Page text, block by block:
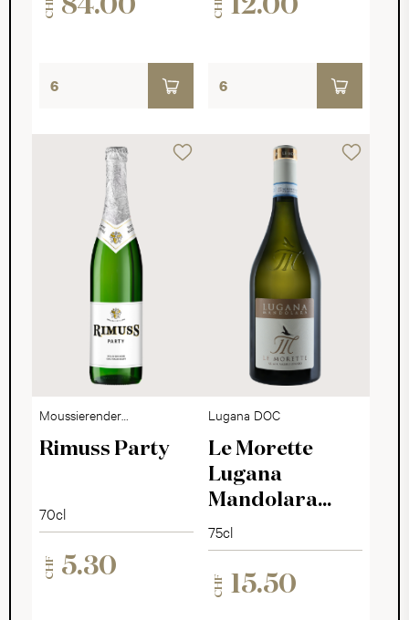
CHF 84.00 CHF 12.00
Moussierender
Edeltraubensaft
Rimuss Party
70cl
CHF 5.30
Lugana DOC
Le Morette
Lugana
Mandolara
2025
75cl
CHF 15.50